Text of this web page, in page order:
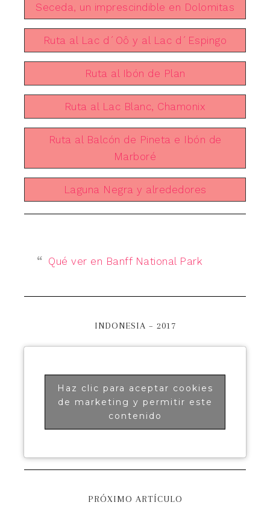
Seceda, un imprescindible en Dolomitas
Ruta al Lac d´Oô y al Lac d´Espingo
Ruta al Ibón de Plan
Ruta al Lac Blanc, Chamonix
Ruta al Balcón de Pineta e Ibón de
Marboré
Laguna Negra y alrededores
Qué ver en Banff National Park
INDONESIA – 2017
Haz clic para aceptar cookies
de marketing y permitir este
contenido
PRÓXIMO ARTÍCULO